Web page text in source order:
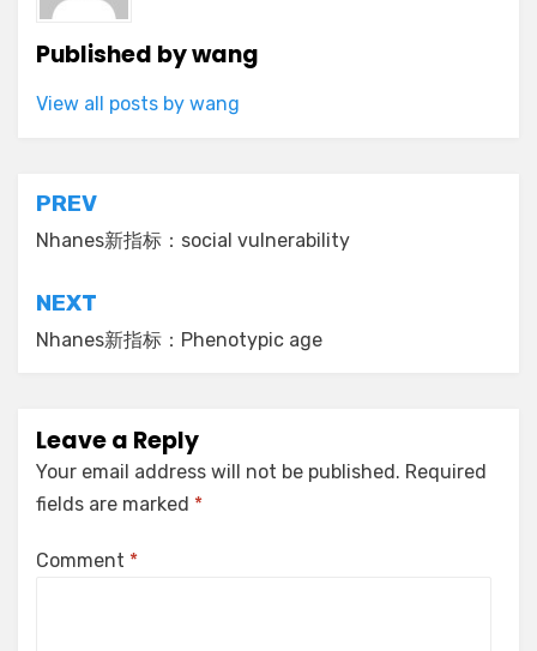
Published bywang
View all posts by wang
Post
navigation
PREV
Nhanes新指标：social vulnerability
NEXT
Nhanes新指标：Phenotypic age
Leave a Reply
Your email address will not be published. Required
fields are marked *
Comment *